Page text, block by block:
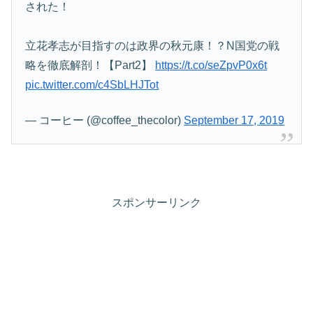
された！
立花孝志が目指すのは政界の秋元康！？N国党の戦
略を徹底解剖！【Part2】
https://t.co/seZpvP0x6t
pic.twitter.com/c4SbLHJTot
— コーヒー (@coffee_thecolor) September 17, 2019
スポンサーリンク